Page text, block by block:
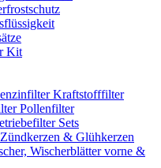
Kit
Kraftstofffilter
Pollenfilter
Sets
& Glühkerzen
Wischerblätter vorne &